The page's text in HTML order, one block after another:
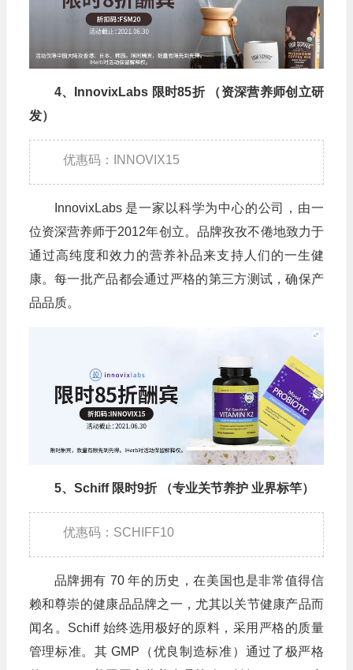
4、InnovixLabs 限时85折 （资深营养师创立研
发）
优惠码：INNOVIX15
InnovixLabs 是一家以科学为中心的公司，由一
位资深营养师于2012年创立。品牌孜孜不倦地致力于
通过高纯度和效力的营养补品来支持人们的一生健
康。每一批产品都会通过严格的第三方测试，确保产
品品质。
5、Schiff 限时9折 （专业关节养护 业界标竿）
优惠码：SCHIFF10
品牌拥有 70 年的历史，在美国也是非常值得信
赖和尊崇的健康品品牌之一，尤其以关节健康产品而
闻名。Schiff 始终选用极好的原料，采用严格的质量
管理标准。其 GMP（优良制造标准）通过了极严格